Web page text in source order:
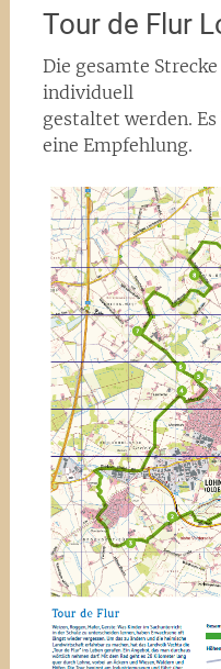
Tour de Flur
Die gesamte
individuell
gestaltet werden.
eine Empfehlung.